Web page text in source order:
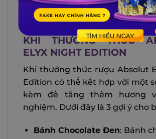
1 năm.
3 MÓN ĂN KÈM TĂNG
KHI THƯỞNG THỨC
ELYX NIGHT EDITION
Khi thưởng thức rượu Absolut
Edition có thể kết hợp với một
kèm để tăng thêm hương
nghiệm. Dưới đây là 3 gợi ý cho
Bánh Chocolate Đen: Bánh